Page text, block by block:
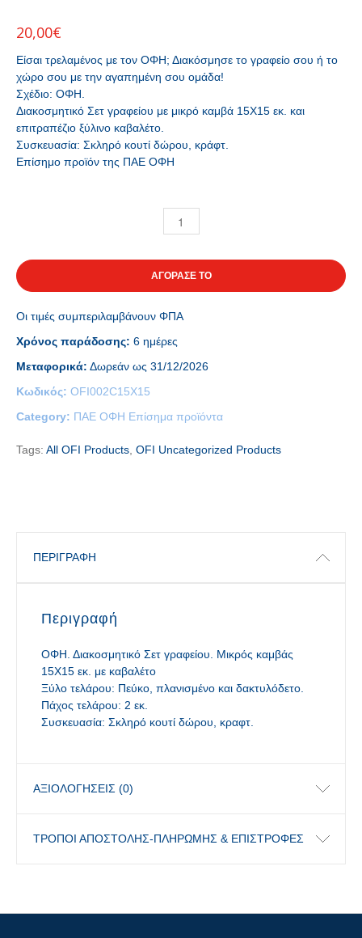
20,00€
Είσαι τρελαμένος με τον ΟΦΗ; Διακόσμησε το γραφείο σου ή το
χώρο σου με την αγαπημένη σου ομάδα!
Σχέδιο: ΟΦΗ.
Διακοσμητικό Σετ γραφείου με μικρό καμβά 15Χ15 εκ. και
επιτραπέζιο ξύλινο καβαλέτο.
Συσκευασία: Σκληρό κουτί δώρου, κράφτ.
Επίσημο προϊόν της ΠΑΕ ΟΦΗ
ΑΓΟΡΑΣΕ ΤΟ
Οι τιμές συμπεριλαμβάνουν ΦΠΑ
Χρόνος παράδοσης: 6 ημέρες
Μεταφορικά: Δωρεάν ως 31/12/2026
Κωδικός: OFI002C15X15
Category: ΠΑΕ ΟΦΗ Επίσημα προϊόντα
Tags: All OFI Products OFI Uncategorized Products
ΠΕΡΙΓΡΑΦΉ
Περιγραφή
ΟΦΗ. Διακοσμητικό Σετ γραφείου. Μικρός καμβάς
15Χ15 εκ. με καβαλέτο
Ξύλο τελάρου: Πεύκο, πλανισμένο και δακτυλόδετο.
Πάχος τελάρου: 2 εκ.
Συσκευασία: Σκληρό κουτί δώρου, κραφτ.
ΑΞΙΟΛΟΓΉΣΕΙΣ (0)
ΤΡΟΠΟΙ ΑΠΟΣΤΟΛΗΣ-ΠΛΗΡΩΜΗΣ & ΕΠΙΣΤΡΟΦΕΣ